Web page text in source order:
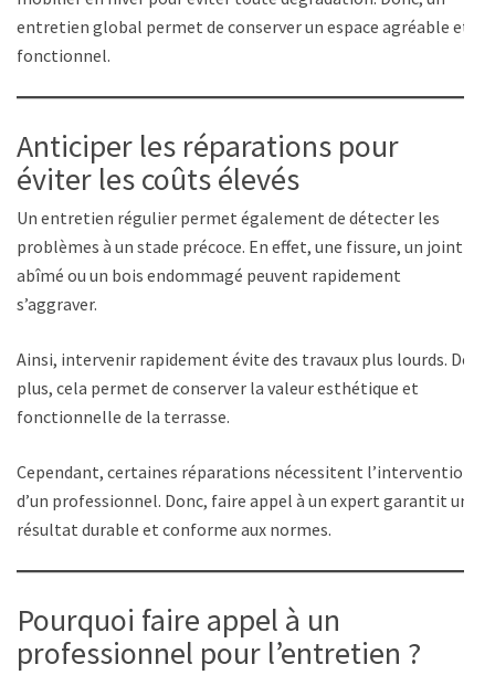
entretien global permet de conserver un espace agréable et
fonctionnel.
Anticiper les réparations pour
éviter les coûts élevés
Un entretien régulier permet également de détecter les
problèmes à un stade précoce. En effet, une fissure, un joint
abîmé ou un bois endommagé peuvent rapidement
s’aggraver.
Ainsi, intervenir rapidement évite des travaux plus lourds. De
plus, cela permet de conserver la valeur esthétique et
fonctionnelle de la terrasse.
Cependant, certaines réparations nécessitent l’intervention
d’un professionnel. Donc, faire appel à un expert garantit un
résultat durable et conforme aux normes.
Pourquoi faire appel à un
professionnel pour l’entretien ?